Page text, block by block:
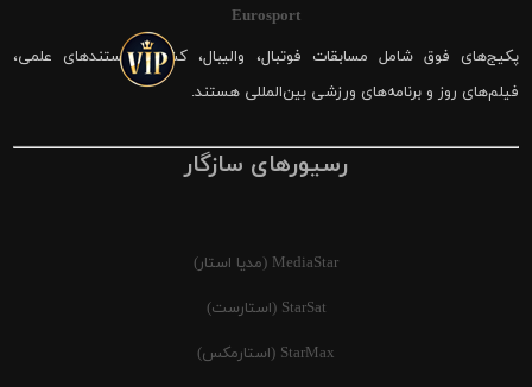
Eurosport
پکیج‌های فوق شامل مسابقات فوتبال، والیبال، کشتی، مستندهای علمی،
فیلم‌های روز و برنامه‌های ورزشی بین‌المللی هستند.
رسیورهای سازگار
MediaStar (مدیا استار)
StarSat (استارست)
StarMax (استارمکس)